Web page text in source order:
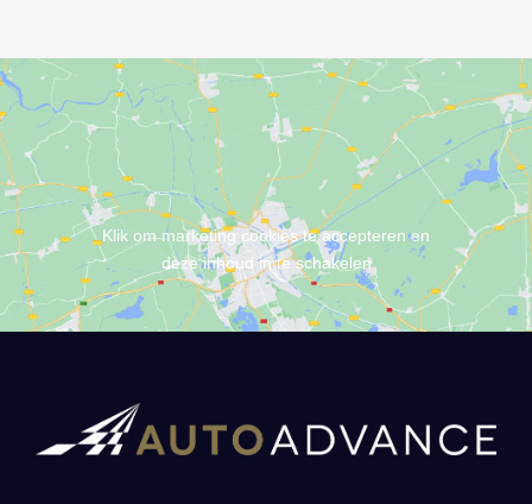
Klik om marketing cookies te accepteren en
deze inhoud in te schakelen